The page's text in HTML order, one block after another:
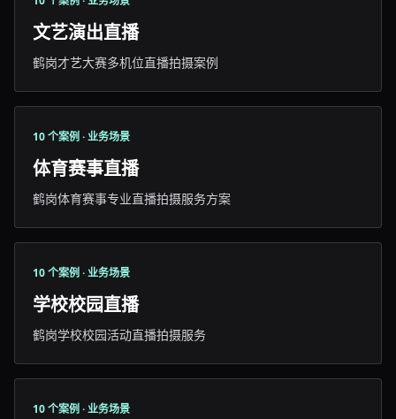
文艺演出直播
鹤岗才艺大赛多机位直播拍摄案例
10 个案例 · 业务场景
体育赛事直播
鹤岗体育赛事专业直播拍摄服务方案
10 个案例 · 业务场景
学校校园直播
鹤岗学校校园活动直播拍摄服务
10 个案例 · 业务场景